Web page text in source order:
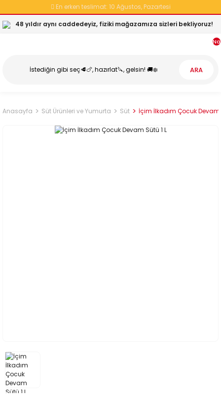
En erken teslimat: 10 Ağustos, Pazartesi
48 yıldır aynı caddedeyiz, fiziki mağazamıza sizleri bekliyoruz!
ARA
Anasayfa Süt Ürünleri ve Yumurta Süt İçim İlkadım Çocuk Devam